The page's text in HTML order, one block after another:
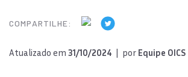
COMPARTILHE:
Atualizado em 31/10/2024 | por Equipe OICS